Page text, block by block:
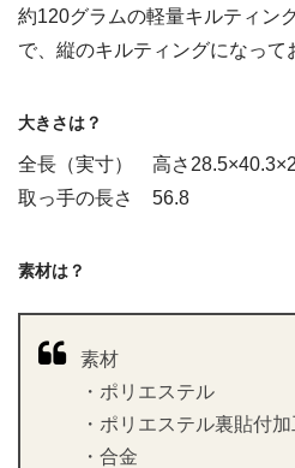
約120グラムの軽量キルティン
で、縦のキルティングになって
大きさは？
全長（実寸） 高さ
取っ手の長さ 56.8
素材は？
素材
・ポリエステル
・ポリエステル裏貼付加
・合金